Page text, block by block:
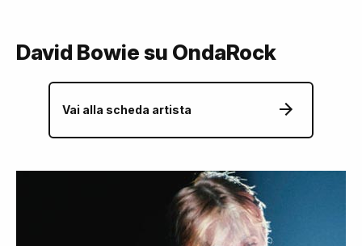
David Bowie su OndaRock
Vai alla scheda artista